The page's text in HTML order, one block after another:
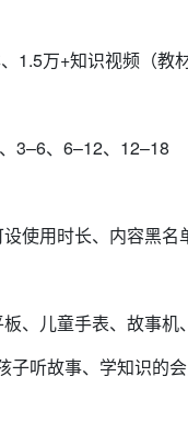
1.5万+知识视频（教
3–6、6–12、12–18
使用时长、内容黑名
、儿童手表、故事机
子听故事、学知识的